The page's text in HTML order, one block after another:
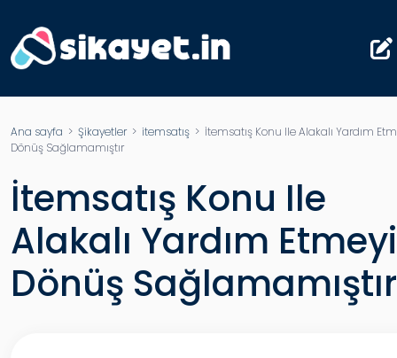
Ana sayfa > Şikayetler> itemsatış > İtemsatış Konu Ile Alakalı Yardım
Dönüş Sağlamamıştır
İtemsatış Konu Ile
Alakalı Yardım
Dönüş Sağlamamıştır